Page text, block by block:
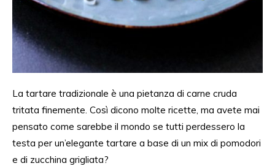
La tartare tradizionale è una pietanza di carne cruda
tritata finemente. Così dicono molte ricette, ma avete mai
pensato come sarebbe il mondo se tutti perdessero la
testa per un’elegante tartare a base di un mix di pomodori
e di zucchina grigliata?